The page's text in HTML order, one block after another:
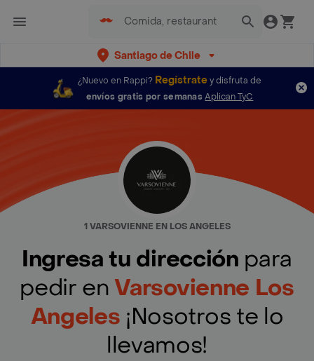
Santiago de Chile
¿Nuevo en Rappi? Regístratey disfruta de
envíos gratis por semanas Aplican TyC
1 VARSOVIENNE EN LOS ANGELES
Ingresa tu dirección para
pedir enVarsovienne Los
Angeles ¡Nosotros te lo
llevamos!